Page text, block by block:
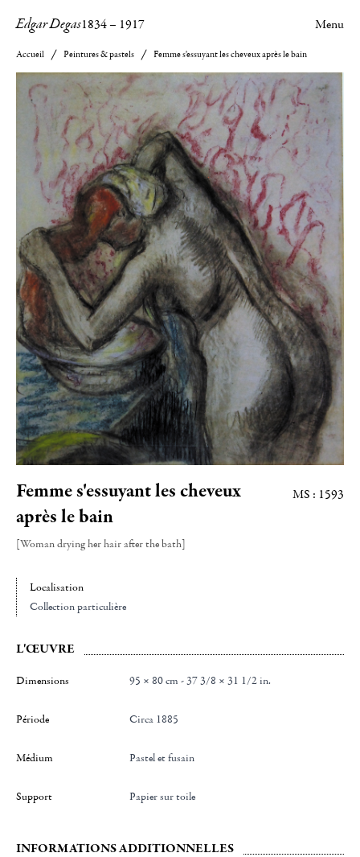
Edgar Degas1834– 1917 Menu
Accueil Peintures & pastels Femme s'essuyant les cheveux après le bain
Femme s'essuyant les cheveux
après le bain
[Woman drying her hair after the bath]
MS : 1593
Localisation
Collection particulière
L'ŒUVRE
Dimensions 95 × 80 cm - 37 3/8 × 31 1/2 in.
Période Circa 1885
Médium Pastel et fusain
Support Papier sur toile
INFORMATIONS ADDITIONNELLES